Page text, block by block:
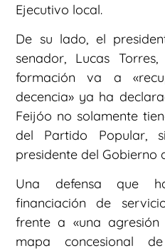
Ejecutivo local.
De su lado, el
senador, Lucas
formación va a
decencia» ya ha
Feijóo no solamente
del Partido Popular,
presidente del Gobierno
Una defensa que
financiación de
frente a «una
mapa concesional